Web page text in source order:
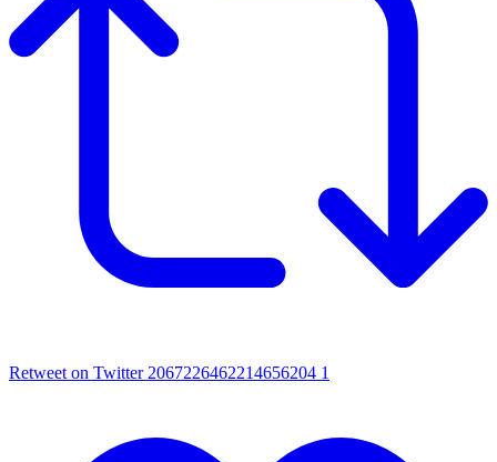
Retweet on Twitter 2067226462214656204 1